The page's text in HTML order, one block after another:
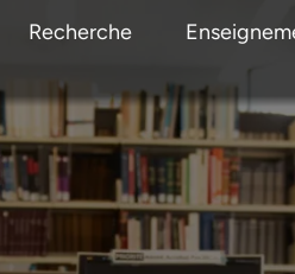
Recherche